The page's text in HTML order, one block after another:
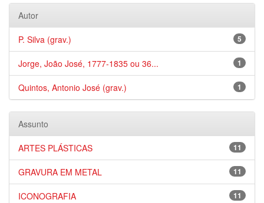
Autor
5
P. Silva (grav.)
1
Jorge, João José, 1777-1835 ou 36...
1
Quintos, Antonio José (grav.)
Assunto
11
ARTES PLÁSTICAS
11
GRAVURA EM METAL
11
ICONOGRAFIA